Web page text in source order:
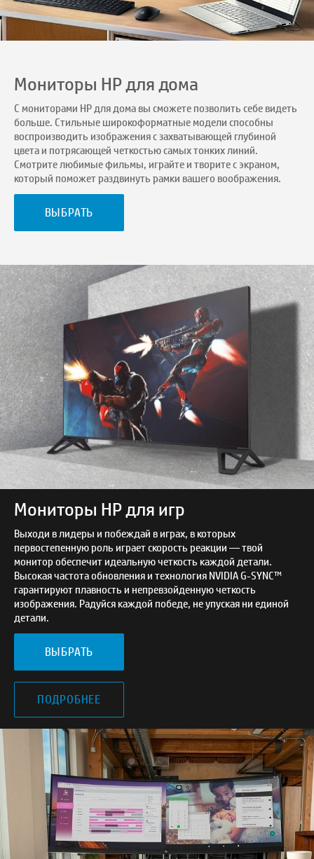
Мониторы HP для дома
С мониторами HP для дома вы сможете позволить себе видеть
больше. Стильные широкоформатные модели способны
воспроизводить изображения с захватывающей глубиной
цвета и потрясающей четкостью самых тонких линий.
Смотрите любимые фильмы, играйте и творите с экраном,
который поможет раздвинуть рамки вашего воображения.
ВЫБРАТЬ
Мониторы HP для игр
Выходи в лидеры и побеждай в играх, в которых
первостепенную роль играет скорость реакции — твой
монитор обеспечит идеальную четкость каждой детали.
Высокая частота обновления и технология NVIDIA G-SYNC™
гарантируют плавность и непревзойденную четкость
изображения. Радуйся каждой победе, не упуская ни единой
детали.
ВЫБРАТЬ
ПОДРОБНЕЕ